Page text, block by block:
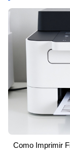
Como Imprimir